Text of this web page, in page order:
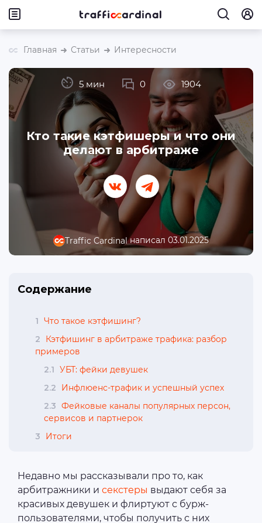
Главная Статьи Интересности
Traffic Cardinalнаписал 03.01.2025
Кто такие кэтфишеры и что они
делают в арбитраже
5 мин 0 1904
Содержание
1 Что такое кэтфишинг?
2
Кэтфишинг в арбитраже трафика: разбор
примеров
2.1 УБТ: фейки девушек
2.2
Инфлюенс-трафик и успешный успех
2.3 Фейковые каналы популярных персон,
сервисов и партнерок
3
Итоги
Недавно мы рассказывали про то, как
арбитражники и секстеры выдают себя за
красивых девушек и флиртуют с бурж-
пользователями, чтобы получить с них